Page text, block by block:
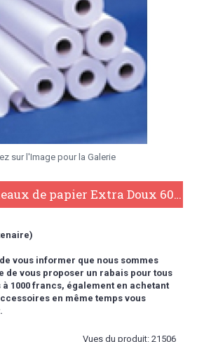
sur l'Image pour la Galerie
Carton de 8 Rouleaux de papier Extra Doux 60 cm (Largeur 60 cm)
vous informer que nous sommes
de vous proposer un rabais pour tous
1000 francs, également en achetant
en même temps vous
Vues du produit: 21506